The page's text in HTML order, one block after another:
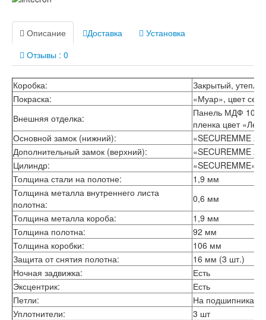
Лабиринт Пиано Смарт 2.0
Лабиринт Платинум
Лабиринт Роял
Лабиринт Сильвер
Лабиринт Сияна
Лабиринт Смартлаб
Лабиринт Соналаб
Лабиринт Термолайт
Лабиринт Термомагнит
Лабиринт Трендо
Лабиринт Тундра Плюс
Лабиринт Урбан
Лабиринт Шторм
Лабиринт Эволаб
Двери Про
Двери Интекрон
Интекрон Брайтон Антрацит
Интекрон Вектор
Интекрон Гектор
Описание Доставка
Установка
Отзывы : 0
Коробка:
Закрытый,
Покраска:
«Муар», цвет
Внешняя отделка:
Панель МДФ 10
пленка цвет «Лен
Основной замок (нижний):
«SECUREMME
Дополнительный замок (верхний):
«SECUREMME
Цилиндр:
«SECUREMME»
Толщина стали на полотне:
1,9 мм
Толщина металла внутреннего листа
полотна:
0,6 мм
Толщина металла короба:
1,9 мм
Толщина полотна:
92 мм
Толщина коробки:
106 мм
Защита от снятия полотна:
16 мм (3 шт.)
Ночная задвижка:
Есть
Эксцентрик:
Есть
Петли:
На подшипниках,
Уплотнители:
3 шт